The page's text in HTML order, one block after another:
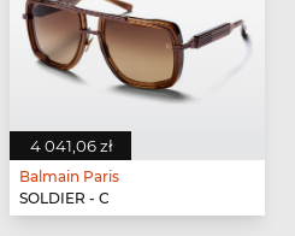
4 041,06 zł
Balmain Paris
SOLDIER - C